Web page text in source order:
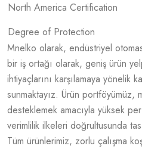
North America Certification
Degree of Protection
Mnelko olarak, endüstriyel
bir iş ortağı olarak, geniş ürün
ihtiyaçlarını karşılamaya yönelik
sunmaktayız. Ürün portföyümüz,
desteklemek amacıyla yüksek
verimlilik ilkeleri doğrultusunda
Tüm ürünlerimiz, zorlu çalışma